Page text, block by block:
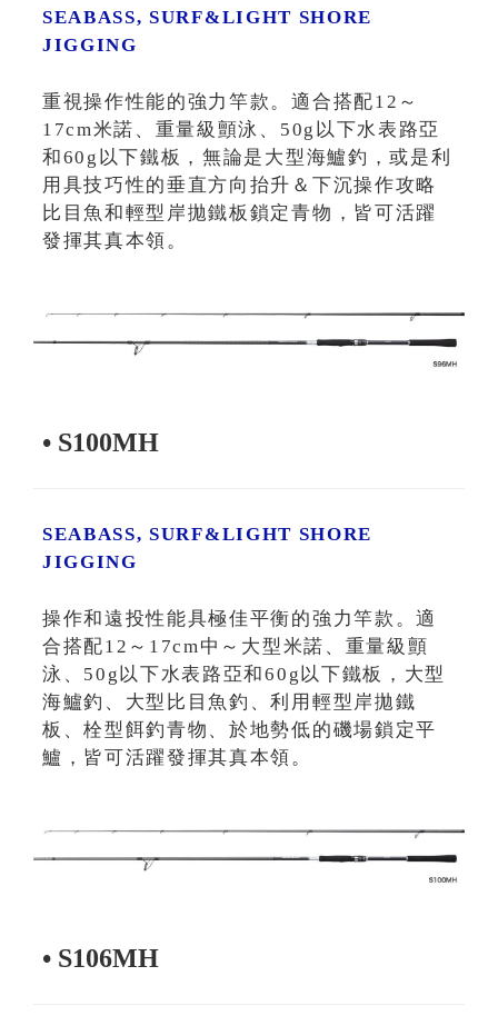
SEABASS, SURF&LIGHT SHORE
JIGGING
重視操作性能的強力竿款。適合搭配12～
17cm米諾、重量級顫泳、50g以下水表路亞
和60g以下鐵板，無論是大型海鱸釣，或是利
用具技巧性的垂直方向抬升＆下沉操作攻略
比目魚和輕型岸拋鐵板鎖定青物，皆可活躍
發揮其真本領。
• S100MH
SEABASS, SURF&LIGHT SHORE
JIGGING
操作和遠投性能具極佳平衡的強力竿款。適
合搭配12～17cm中～大型米諾、重量級顫
泳、50g以下水表路亞和60g以下鐵板，大型
海鱸釣、大型比目魚釣、利用輕型岸拋鐵
板、栓型餌釣青物、於地勢低的磯場鎖定平
鱸，皆可活躍發揮其真本領。
• S106MH